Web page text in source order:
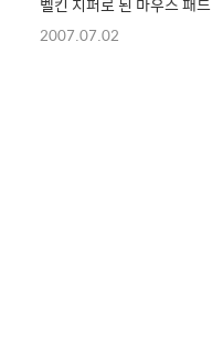
2007.07.02